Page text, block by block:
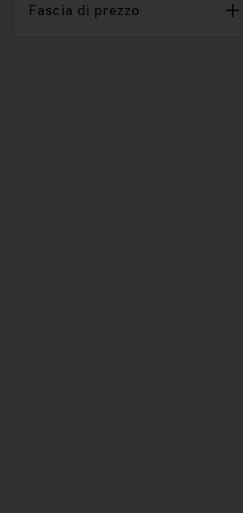
Fascia di prezzo